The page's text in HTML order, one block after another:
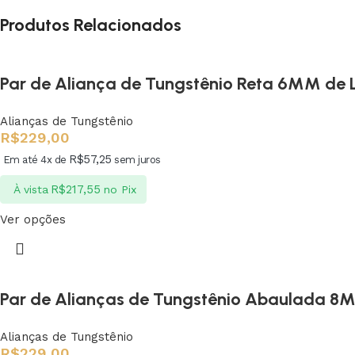
Produtos Relacionados
Par de Aliança de Tungstênio Reta 6MM de
Alianças de Tungstênio
R$229,00
Em até 4x de R$57,25 sem juros
À vista R$217,55 no Pix
Ver opções
Par de Alianças de Tungstênio Abaulada
Alianças de Tungstênio